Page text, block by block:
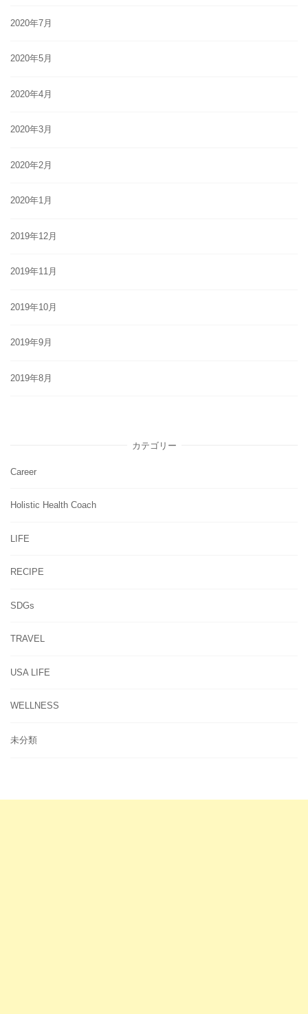
2020年7月
2020年5月
2020年4月
2020年3月
2020年2月
2020年1月
2019年12月
2019年11月
2019年10月
2019年9月
2019年8月
カテゴリー
Career
Holistic Health Coach
LIFE
RECIPE
SDGs
TRAVEL
USA LIFE
WELLNESS
未分類